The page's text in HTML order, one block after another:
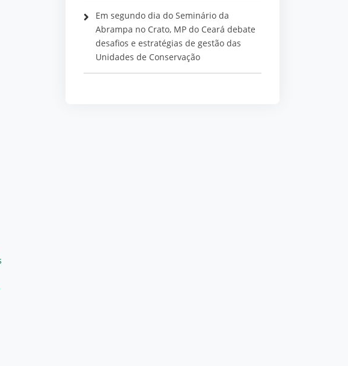
Em segundo dia do Seminário da
Abrampa no Crato, MP do Ceará debate
desafios e estratégias de gestão das
Unidades de Conservação